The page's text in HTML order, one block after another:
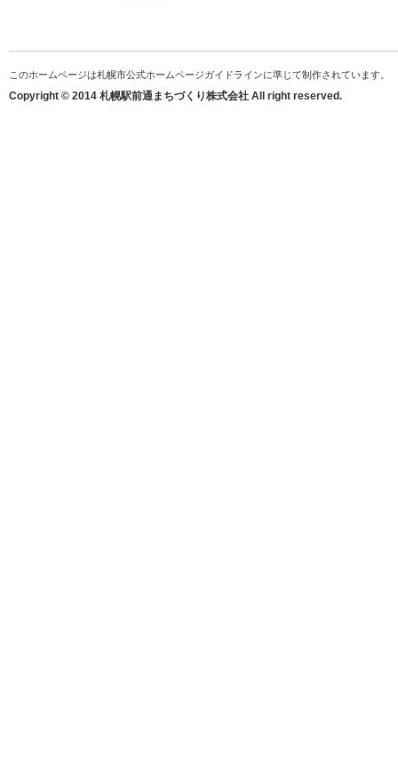
このホームページは札幌市公式ホームページガイドラインに準じて制作されています。
Copyright © 2014 札幌駅前通まちづくり株式会社 All right reserved.